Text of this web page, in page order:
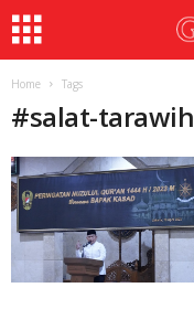
Home Tags
#salat-tarawih